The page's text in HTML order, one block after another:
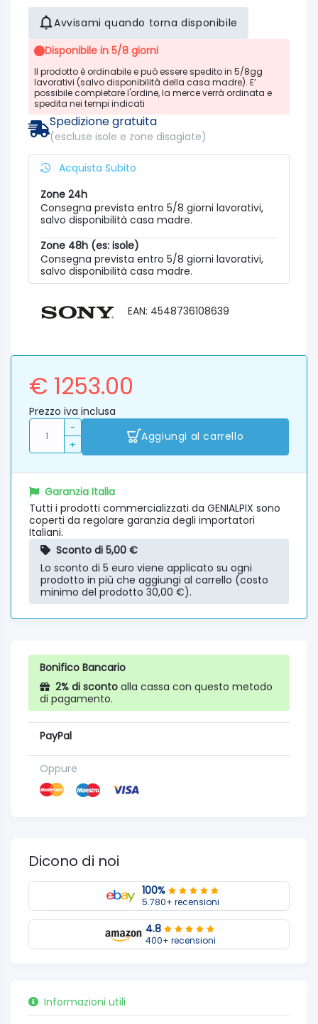
Avvisami quando torna disponibile
Disponibile in 5/8 giorni
Il prodotto è ordinabile e può essere spedito in 5/8gg
lavorativi (salvo disponibilità della casa madre). E’
possibile completare l'ordine, la merce verrà ordinata e
spedita nei tempi indicati
Spedizione gratuita
(escluse isole e zone disagiate)
Acquista Subito
Zone 24h
Consegna prevista entro 5/8 giorni lavorativi,
salvo disponibilità casa madre.
Zone 48h (es: isole)
Consegna prevista entro 5/8 giorni lavorativi,
salvo disponibilità casa madre.
EAN: 4548736108639
€ 1253.00
Prezzo iva inclusa
-
+
Aggiungi al carrello
Garanzia Italia
Tutti i prodotti commercializzati da GENIALPIX sono
coperti da regolare garanzia degli importatori
Italiani.
Sconto di 5,00 €
Lo sconto di 5 euro viene applicato su ogni
prodotto in più che aggiungi al carrello (costo
minimo del prodotto 30,00 €).
Bonifico Bancario
2% di sconto alla cassa con questo metodo
di pagamento.
PayPal
Oppure
Dicono di noi
100%
5.780+ recensioni
4.8
400+ recensioni
Informazioni utili